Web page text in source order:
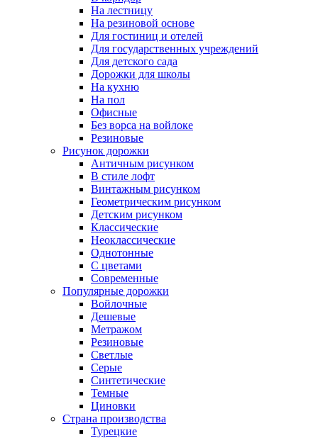
На лестницу
На резиновой основе
Для гостиниц и отелей
Для государственных учреждений
Для детского сада
Дорожки для школы
На кухню
На пол
Офисные
Без ворса на войлоке
Резиновые
Рисунок дорожки
Античным рисунком
В стиле лофт
Винтажным рисунком
Геометрическим рисунком
Детским рисунком
Классические
Неоклассические
Однотонные
С цветами
Современные
Популярные дорожки
Войлочные
Дешевые
Метражом
Резиновые
Светлые
Серые
Синтетические
Темные
Циновки
Страна производства
Турецкие